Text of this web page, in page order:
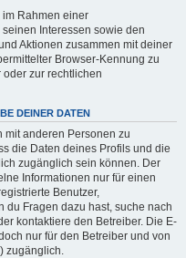
Rahmen einer
Interessen sowie den
Aktionen zusammen mit deiner
Browser-Kennung zu
zur rechtlichen
DEINER DATEN
mit anderen Personen zu
die Daten deines Profils und die
zugänglich sein können. Der
Informationen nur für einen
Benutzer,
du Fragen dazu hast, suche nach
kontaktiere den Betreiber. Die E-
nur für den Betreiber und von
zugänglich.